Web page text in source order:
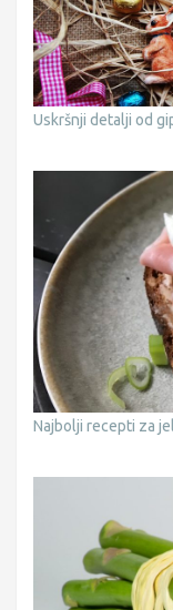
Uskršnji detalji od
Najbolji recepti za